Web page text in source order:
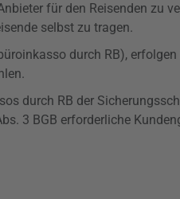
für den Reisenden zu
selbst zu tragen.
durch RB),
durch RB der
3 BGB erforderliche